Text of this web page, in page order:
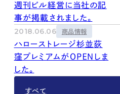
すべて
週刊ビル経営に当社の記
事が掲載されました。
2018.06.06 商品情報
ハローストレージ杉並荻
窪プレミアムがＯＰＥＮしま
した。